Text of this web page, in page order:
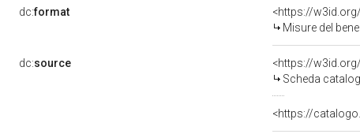
dc:format
<https://
Misure del
dc:source
<https://
Scheda
<https://